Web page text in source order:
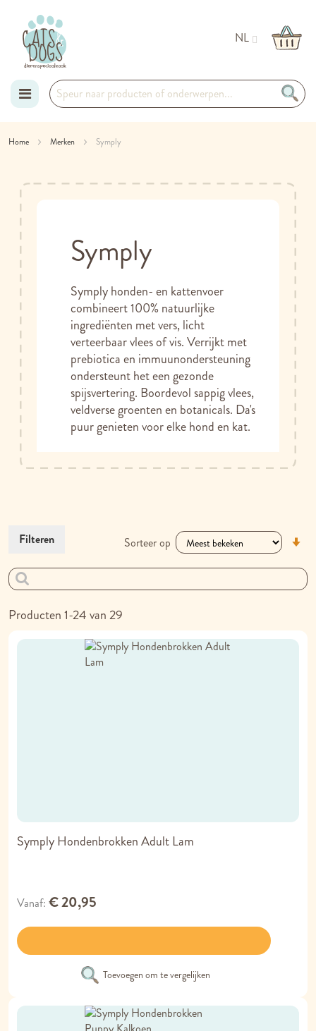
NL
inhoud
Home Merken Symply
Symply
Symply honden- en kattenvoer
combineert 100% natuurlijke
ingrediënten met vers, licht
verteerbaar vlees of vis. Verrijkt met
prebiotica en immuunondersteuning
ondersteunt het een gezonde
spijsvertering. Boordevol sappig vlees,
veldverse groenten en botanicals. Da's
puur genieten voor elke hond en kat.
Producten1-24van29
Sorteer op
Symply Hondenbrokken Adult Lam
Vanaf € 20,95
Toevoegen om te vergelijken
Filteren